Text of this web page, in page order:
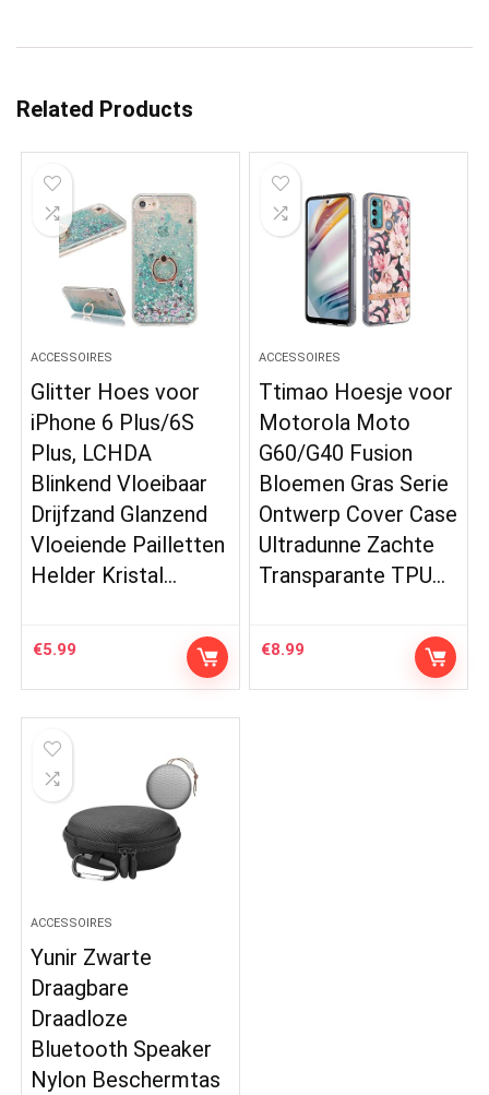
Related Products
ACCESSOIRES
Glitter Hoes voor
iPhone 6 Plus/6S
Plus, LCHDA
Blinkend Vloeibaar
Drijfzand Glanzend
Vloeiende Pailletten
Helder Kristal…
€5.99
ACCESSOIRES
Ttimao Hoesje voor
Motorola Moto
G60/G40 Fusion
Bloemen Gras Serie
Ontwerp Cover Case
Ultradunne Zachte
Transparante TPU…
€8.99
ACCESSOIRES
Yunir Zwarte
Draagbare
Draadloze
Bluetooth Speaker
Nylon Beschermtas